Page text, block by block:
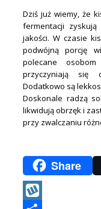
Dziś już wiemy, że
fermentacji
jakości. W czasie
podwójną porcję
polecane
przyczyniają się
Dodatkowo są
Doskonale radzą
likwidują obrzęk i
przy zwalczaniu
Share